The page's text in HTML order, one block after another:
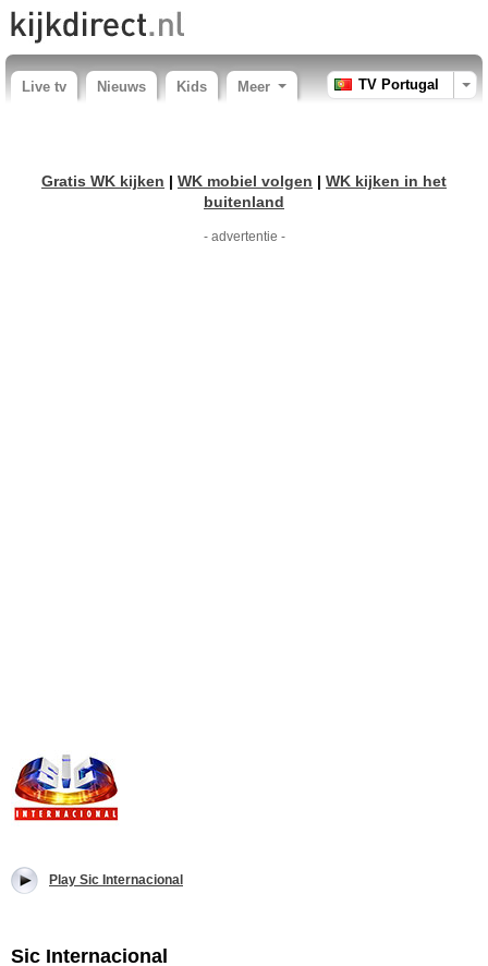
Live tv Nieuws Kids Meer TV Portugal
Gratis WK kijken | WK mobiel volgen | WK kijken in het
buitenland
- advertentie -
Play Sic Internacional
Sic Internacional